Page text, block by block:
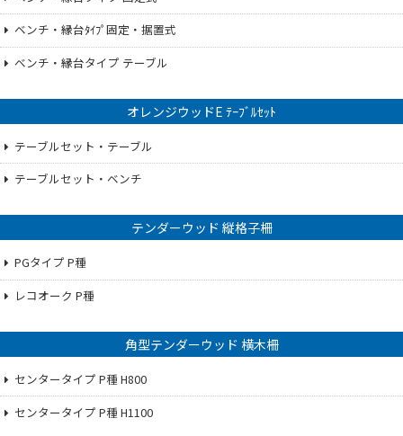
ベンチ・縁台ﾀｲﾌﾟ固定・据置式
ベンチ・縁台タイプ テーブル
オレンジウッドE ﾃｰﾌﾞﾙｾｯﾄ
テーブルセット・テーブル
テーブルセット・ベンチ
テンダーウッド 縦格子柵
PGタイプ P種
レコオーク P種
角型テンダーウッド 横木柵
センタータイプ P種 H800
センタータイプ P種 H1100